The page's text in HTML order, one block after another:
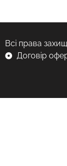
Всі права
Договір